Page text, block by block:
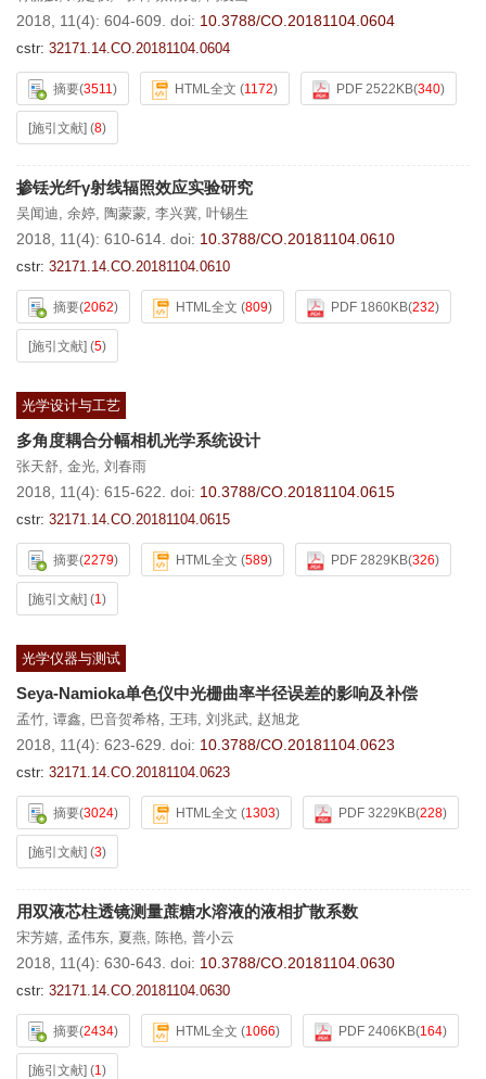
2018, 11(4): 604-609. doi: 10.3788/CO.20181104.0604
cstr: 32171.14.CO.20181104.0604
摘要(3511) HTML全文 (1172) PDF 2522KB(340)
[施引文献] (8)
掺铥光纤γ射线辐照效应实验研究
吴闻迪, 余婷, 陶蒙蒙, 李兴冀, 叶锡生
2018, 11(4): 610-614. doi: 10.3788/CO.20181104.0610
cstr: 32171.14.CO.20181104.0610
摘要(2062) HTML全文 (809) PDF 1860KB(232)
[施引文献] (5)
光学设计与工艺
多角度耦合分幅相机光学系统设计
张天舒, 金光, 刘春雨
2018, 11(4): 615-622. doi: 10.3788/CO.20181104.0615
cstr: 32171.14.CO.20181104.0615
摘要(2279) HTML全文 (589) PDF 2829KB(326)
[施引文献] (1)
光学仪器与测试
Seya-Namioka单色仪中光栅曲率半径误差的影响及补偿
孟竹, 谭鑫, 巴音贺希格, 王玮, 刘兆武, 赵旭龙
2018, 11(4): 623-629. doi: 10.3788/CO.20181104.0623
cstr: 32171.14.CO.20181104.0623
摘要(3024) HTML全文 (1303) PDF 3229KB(228)
[施引文献] (3)
用双液芯柱透镜测量蔗糖水溶液的液相扩散系数
宋芳嬉, 孟伟东, 夏燕, 陈艳, 普小云
2018, 11(4): 630-643. doi: 10.3788/CO.20181104.0630
cstr: 32171.14.CO.20181104.0630
摘要(2434) HTML全文 (1066) PDF 2406KB(164)
[施引文献] (1)